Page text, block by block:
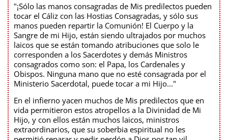
"¡Sólo las manos consagradas de Mis predilectos pueden
tocar el Cáliz con las Hostias Consagradas, y sólo sus
manos pueden repartir la Comunión! El Cuerpo y la
Sangre de mi Hijo, están siendo ultrajados por muchos
laicos que se están tomando atribuciones que solo le
corresponden a los Sacerdotes y demás Ministros
consagrados como son: el Papa, los Cardenales y
Obispos. Ninguna mano que no esté consagrada por el
Ministerio Sacerdotal, puede tocar a mi Hijo..."
En el infierno yacen muchos de Mis predilectos que en
vida permitieron estos atropellos a la Divinidad de Mi
Hijo, y con ellos están muchos laicos, ministros
extraordinarios, que su soberbia espiritual no les